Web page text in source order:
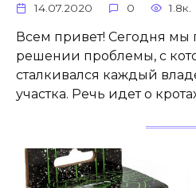
14.07.2020 0 1.8к.
Всем привет! Сегодня мы
решении проблемы, с
сталкивался каждый
участка. Речь идет о